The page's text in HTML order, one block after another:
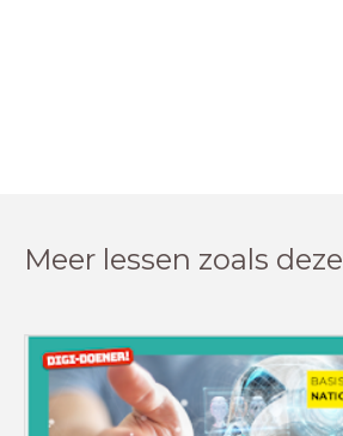
Meer lessen zoals deze